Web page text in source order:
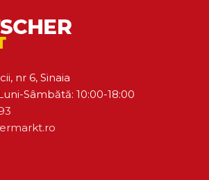
nr 6, Sinaia
Sâmbătă: 10:00-18:00